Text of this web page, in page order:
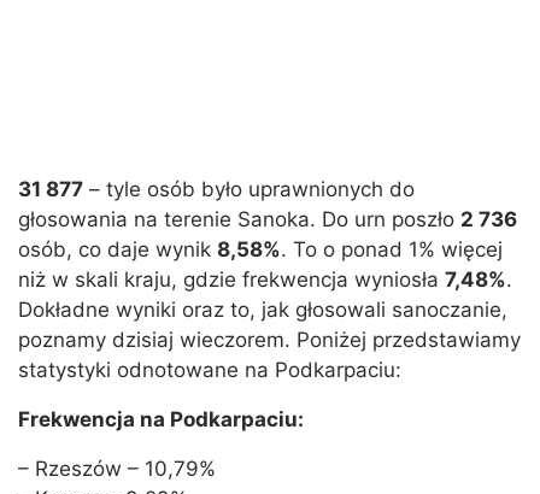
31 877 – tyle osób było uprawnionych do
głosowania na terenie Sanoka. Do urn poszło 2 736
osób, co daje wynik 8,58%. To o ponad 1% więcej
niż w skali kraju, gdzie frekwencja wyniosła 7,48%.
Dokładne wyniki oraz to, jak głosowali sanoczanie,
poznamy dzisiaj wieczorem. Poniżej przedstawiamy
statystyki odnotowane na Podkarpaciu:
Frekwencja na Podkarpaciu:
– Rzeszów – 10,79%